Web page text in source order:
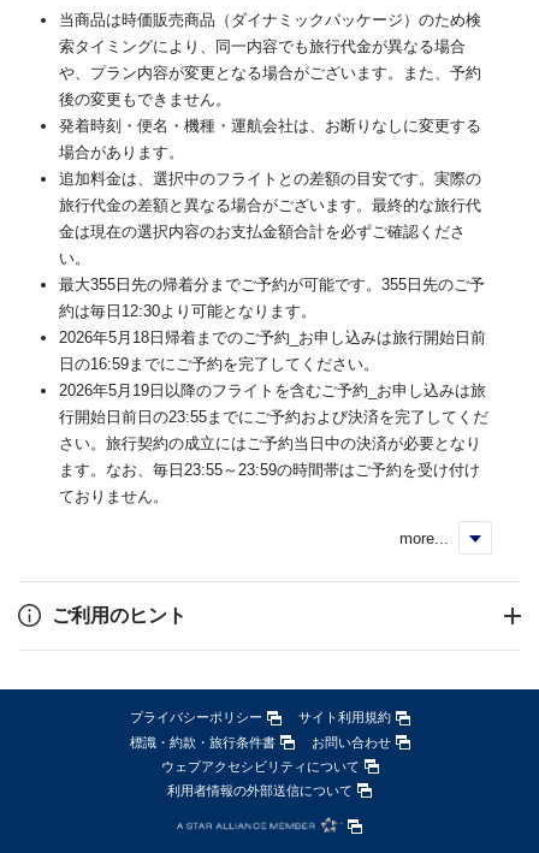
当商品は時価販売商品（ダイナミックパッケージ）のため検
索タイミングにより、同一内容でも旅行代金が異なる場合
や、プラン内容が変更となる場合がございます。また、予約
後の変更もできません。
発着時刻・便名・機種・運航会社は、お断りなしに変更する
場合があります。
追加料金は、選択中のフライトとの差額の目安です。実際の
旅行代金の差額と異なる場合がございます。最終的な旅行代
金は現在の選択内容のお支払金額合計を必ずご確認くださ
い。
最大355日先の帰着分までご予約が可能です。355日先のご予
約は毎日12:30より可能となります。
2026年5月18日帰着までのご予約_お申し込みは旅行開始日前
日の16:59までにご予約を完了してください。
2026年5月19日以降のフライトを含むご予約_お申し込みは旅
行開始日前日の23:55までにご予約および決済を完了してくだ
さい。旅行契約の成立にはご予約当日中の決済が必要となり
ます。なお、毎日23:55～23:59の時間帯はご予約を受け付け
ておりません。
more...
ご利用のヒント
プライバシーポリシー
サイト利用規約
標識・約款・旅行条件書
お問い合わせ
ウェブアクセシビリティについて
利用者情報の外部送信について